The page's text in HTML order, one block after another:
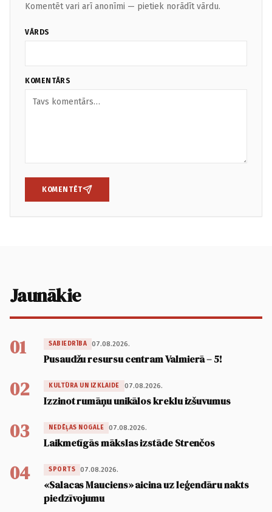
Komentēt vari arī anonīmi — pietiek norādīt vārdu.
VĀRDS
KOMENTĀRS
KOMENTĒT
Jaunākie
01 SABIEDRĪBA 07.08.2026.
Pusaudžu resursu centram Valmierā – 5!
02 KULTŪRA UN IZKLAIDE 07.08.2026.
Izzinot rumāņu unikālos kreklu izšuvumus
03 NEDĒĻAS NOGALE 07.08.2026.
Laikmetīgās mākslas izstāde Strenčos
04 SPORTS 07.08.2026.
«Salacas Mauciens» aicina uz leģendāru nakts
piedzīvojumu